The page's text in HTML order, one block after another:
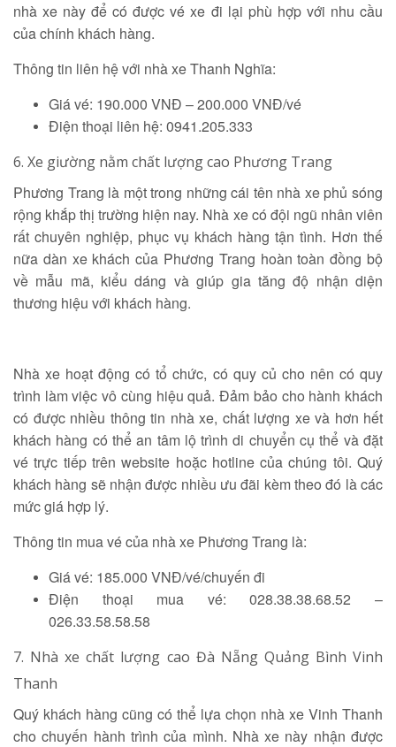
nhà xe này để có được vé xe đi lại phù hợp với nhu cầu
của chính khách hàng.
Thông tin liên hệ với nhà xe Thanh Nghĩa:
Giá vé: 190.000 VNĐ – 200.000 VNĐ/vé
Điện thoại liên hệ: 0941.205.333
6. Xe giường nằm chất lượng cao Phương Trang
Phương Trang là một trong những cái tên nhà xe phủ sóng
rộng khắp thị trường hiện nay. Nhà xe có đội ngũ nhân viên
rất chuyên nghiệp, phục vụ khách hàng tận tình. Hơn thế
nữa dàn xe khách của Phương Trang hoàn toàn đồng bộ
về mẫu mã, kiểu dáng và giúp gia tăng độ nhận diện
thương hiệu với khách hàng.
Nhà xe hoạt động có tổ chức, có quy củ cho nên có quy
trình làm việc vô cùng hiệu quả. Đảm bảo cho hành khách
có được nhiều thông tin nhà xe, chất lượng xe và hơn hết
khách hàng có thể an tâm lộ trình di chuyển cụ thể và đặt
vé trực tiếp trên website hoặc hotline của chúng tôi. Quý
khách hàng sẽ nhận được nhiều ưu đãi kèm theo đó là các
mức giá hợp lý.
Thông tin mua vé của nhà xe Phương Trang là:
Giá vé: 185.000 VNĐ/vé/chuyến đi
Điện thoại mua vé: 028.38.38.68.52 –
026.33.58.58.58
7. Nhà xe chất lượng cao Đà Nẵng Quảng Bình Vinh
Thanh
Quý khách hàng cũng có thể lựa chọn nhà xe Vinh Thanh
cho chuyến hành trình của mình. Nhà xe này nhận được